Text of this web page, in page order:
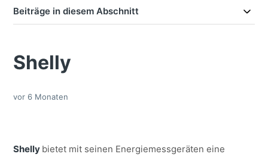
Beiträge in diesem Abschnitt
Shelly
vor 6 Monaten
Shelly bietet mit seinen Energiemessgeräten eine